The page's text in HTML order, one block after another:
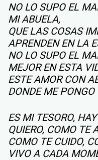
NO LO SUPO EL
MI ABUELA,
QUE LAS COSAS
APRENDEN EN LA
NO LO SUPO EL
MEJOR EN ESTA
ESTE AMOR CON
DONDE ME PONGO
ES MI TESORO,
QUIERO, COMO TE
COMO TE CUIDO,
VIVO A CADA